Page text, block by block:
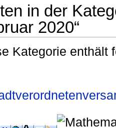
in der
2020“
Kategorie enthält